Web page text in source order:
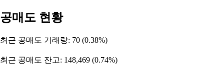
공매도 현황
최근 공매도 거래량: 70 (0.38%)
최근 공매도 잔고: 148,469 (0.74%)